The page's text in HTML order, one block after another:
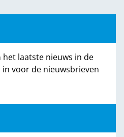
laatste nieuws in de
voor de nieuwsbrieven